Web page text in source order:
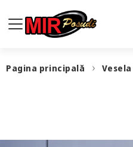
Pagina principală